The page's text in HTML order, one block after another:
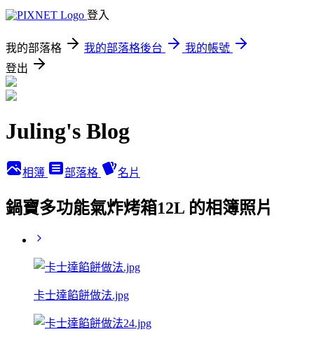
登入
我的部落格 我的部落格後台
我的帳號
登出
Juling's Blog
相簿 部落格 名片
鍋寶多功能氣炸烤箱12L 的相簿照片
卡士達餡餅做法.jpg